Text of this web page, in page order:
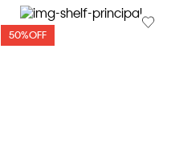
50%OFF